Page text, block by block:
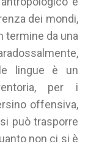
dei mondi,
termine da una
lingue è un
per i
offensiva,
può trasporre
non ci si è